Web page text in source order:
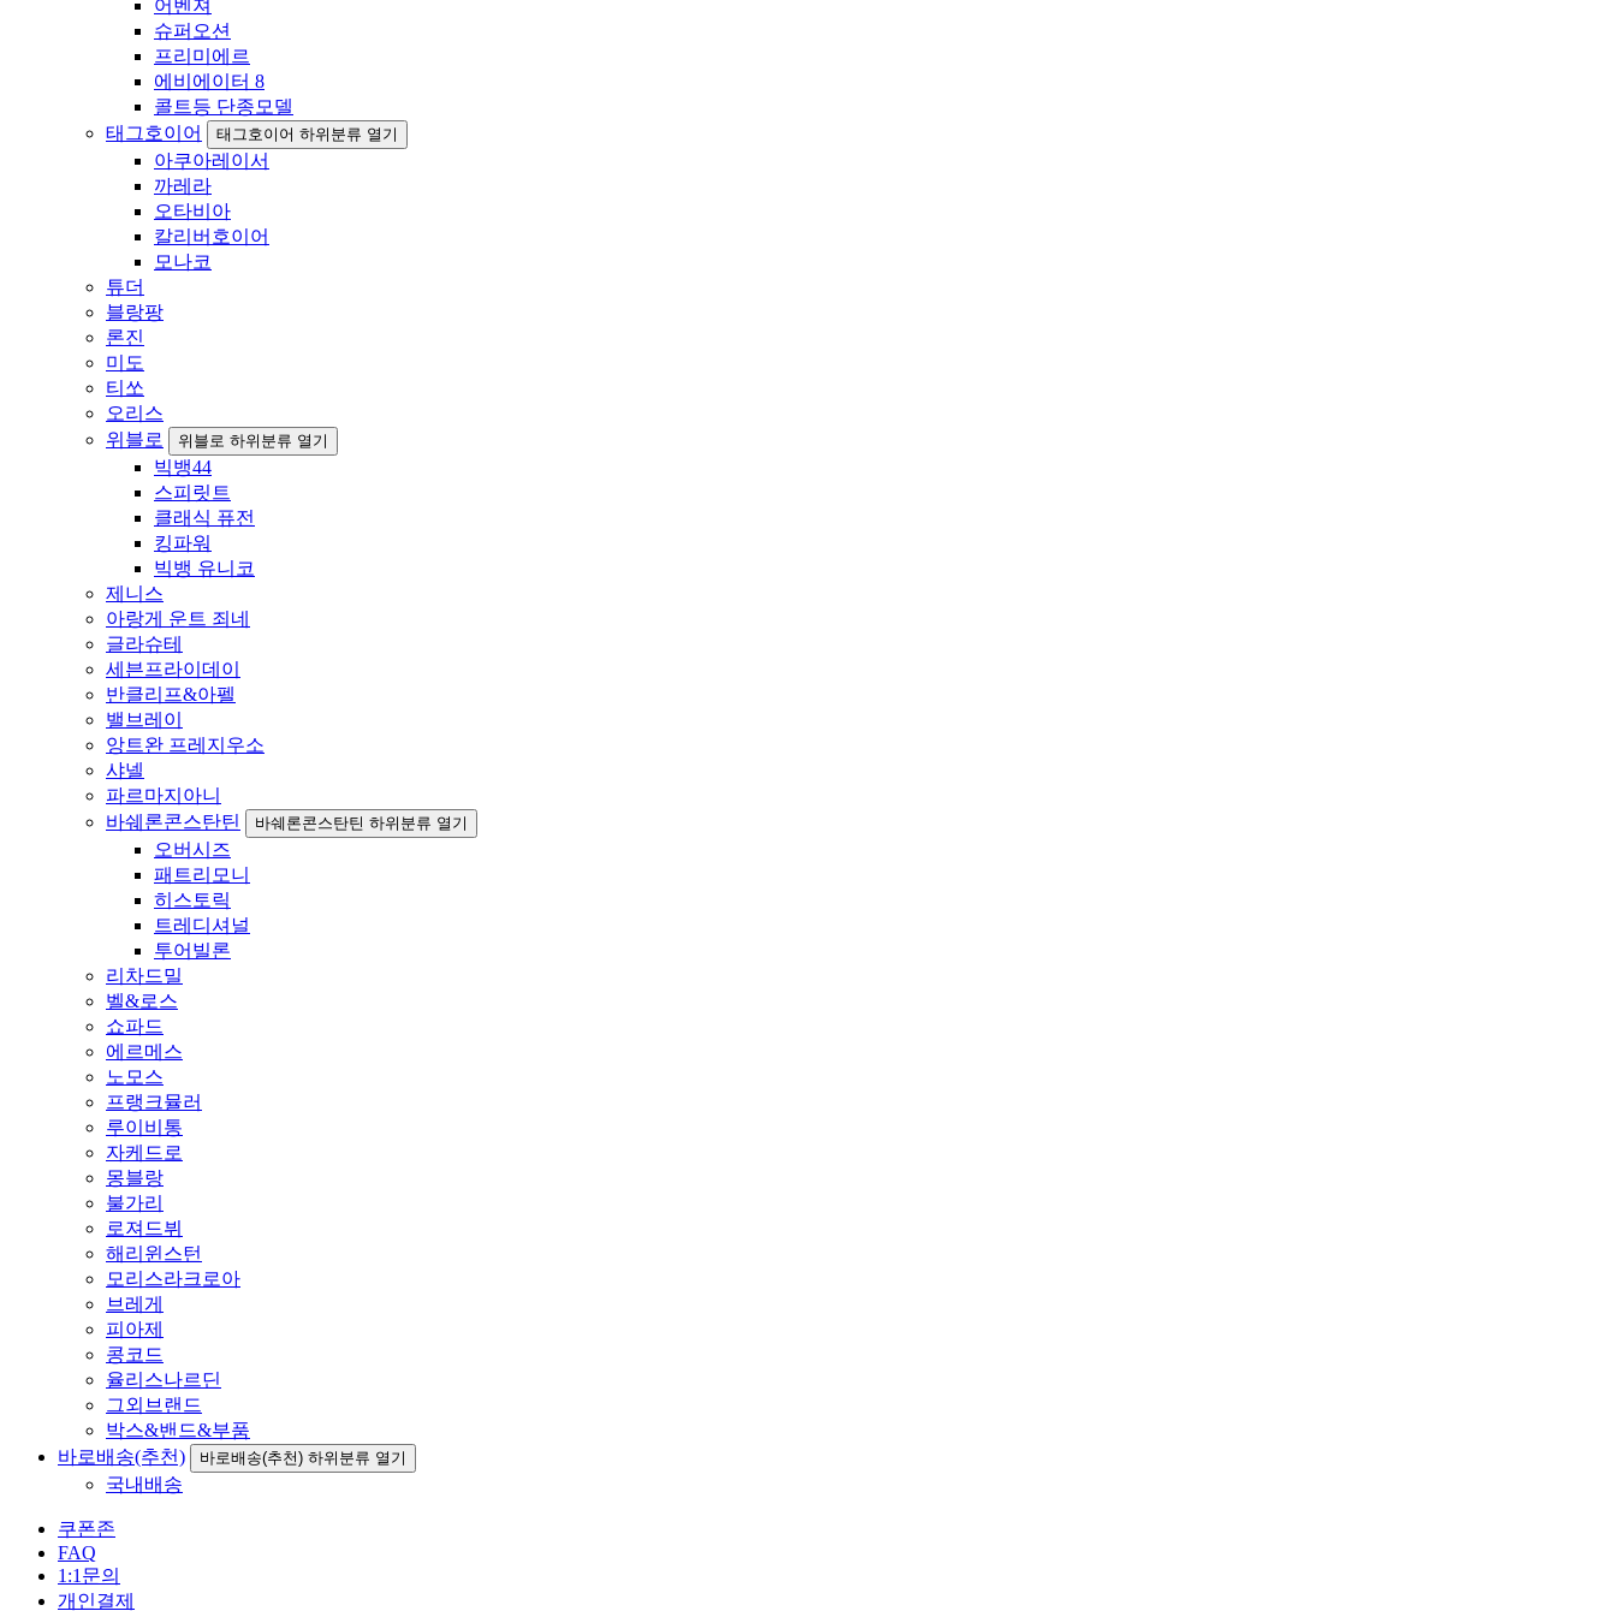
어벤져
슈퍼오션
프리미에르
에비에이터 8
콜트등 단종모델
태그호이어
태그호이어 하위분류 열기
아쿠아레이서
까레라
오타비아
칼리버호이어
모나코
튜더
블랑팡
론진
미도
티쏘
오리스
위블로
위블로 하위분류 열기
빅뱅44
스피릿트
클래식 퓨전
킹파워
빅뱅 유니코
제니스
아랑게 운트 죄네
글라슈테
세븐프라이데이
반클리프&아펠
밸브레이
앙트완 프레지우소
샤넬
파르마지아니
바쉐론콘스탄틴
바쉐론콘스탄틴 하위분류 열기
오버시즈
패트리모니
히스토릭
트레디셔널
투어빌론
리차드밀
벨&로스
쇼파드
에르메스
노모스
프랭크뮬러
루이비통
자케드로
몽블랑
불가리
로져드뷔
해리윈스턴
모리스라크로아
브레게
피아제
콩코드
율리스나르딘
그외브랜드
박스&밴드&부품
바로배송(추천)
바로배송(추천) 하위분류 열기
국내배송
쿠폰존
FAQ
1:1문의
개인결제